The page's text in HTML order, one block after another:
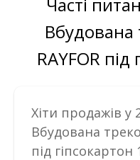
Трековий
Вбудована
RAYFOR
Хіти продажів у
Вбудована
під гіпсокартон